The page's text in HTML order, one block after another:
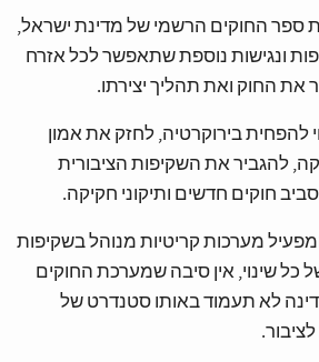
החוקים הרשמי של מדינת ישראל,
ונגישות נוספת שתאפשר לכל אזרח
את החוק ואת תהליך יצירתו.
להפחית בירוקרטיה, לחזק את אמון
להגביר את השקיפות הציבורית
חוקים חדשים ותיקוני חקיקה.
מערכות קריטיות מנוהל בשקיפות
כל שינוי, אין סיבה שמערכת החוקים
לא תעמוד באותו סטנדרט של